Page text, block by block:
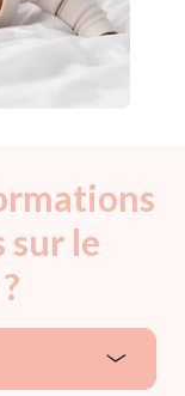
sur le